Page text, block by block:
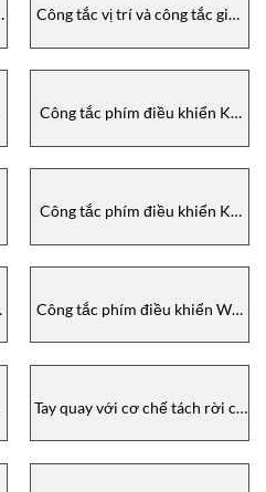
Công tắc vị trí và công tắc giới
switches and multiple limit
switches Euchner
Công tắc phím điều khiển KE
Euchner
Công tắc phím điều khiển KB
Euchner
Công tắc phím điều khiển WK
WK Euchner
Tay quay với cơ chế tách rời cơ
HANDWHEEL HWB Euchner